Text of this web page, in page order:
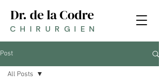
Dr. de la Codre
CHIRURGIEN
Post
All Posts